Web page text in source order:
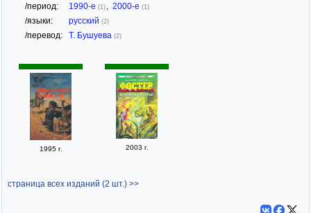
/период: 1990-е (1) 2000-е (1)
/языки: русский (2)
/перевод: Т. Бушуева (2)
1995 г. 2003 г.
страница всех изданий (2 шт.) >>